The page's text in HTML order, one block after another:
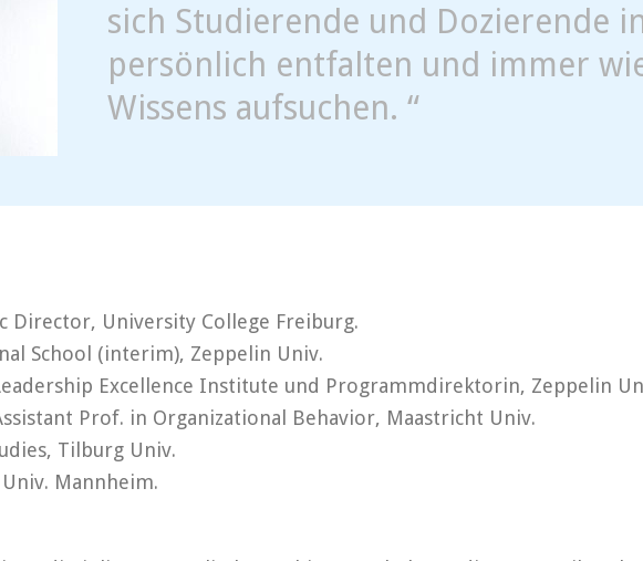
sich Studierende und Dozierende
persönlich entfalten und immer
Wissens aufsuchen. “
Director, University College Freiburg.
School (interim), Zeppelin Univ.
Excellence Institute und Programmdirektorin, Zeppelin
Prof. in Organizational Behavior, Maastricht Univ.
Tilburg Univ.
Mannheim.